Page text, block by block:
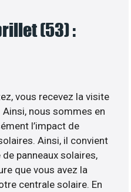
(53) :
vous recevez la visite
Ainsi, nous sommes en
l’impact de
Ainsi, il convient
panneaux solaires,
que vous avez la
centrale solaire. En